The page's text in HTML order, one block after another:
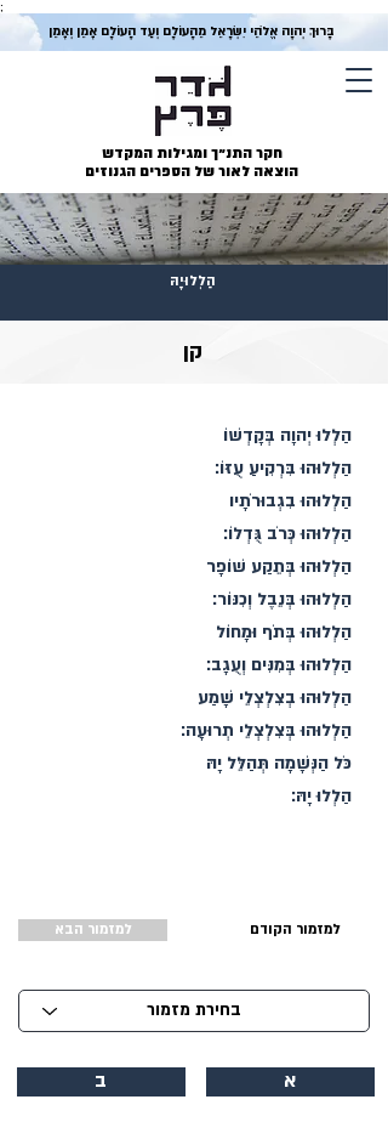
;
בָּרוּךְ יְהוָה אֱלֹהֵי יִשְׂרָאֵל מֵהָעוֹלָם וְעַד הָעוֹלָם אָמֵן וְאָמֵן
חקר התנ״ך ומגילות המקדש
הוצאה לאור של הספרים הגנוזים
הַלְלוּיָהּ
קן
הַלְלוּ יְהוָה בְּקָדְשׁוֹ
הַלְלוּהוּ בִּרְקִיעַ עֻזּוֹ׃
הַלְלוּהוּ בִגְבוּרֹתָיו
הַלְלוּהוּ כְּרֹב גֻּדְלוֹ׃
הַלְלוּהוּ בְּתֵקַע שׁוֹפָר
הַלְלוּהוּ בְּנֵבֶל וְכִנּוֹר׃
הַלְלוּהוּ בְּתֹף וּמָחוֹל
הַלְלוּהוּ בְּמִנִּים וְעֻגָב׃
הַלְלוּהוּ בְצִלְצְלֵי שָׁמַע
הַלְלוּהוּ בְּצִלְצְלֵי תְרוּעָה׃
כֹּל הַנְּשָׁמָה תְּהַלֵּל יָהּ
הַלְלוּ יָהּ׃
למזמור הבא למזמור הקודם
א ב